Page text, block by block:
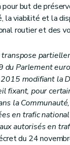
Épaves
et exécution forcée en matière de
finales
but de
la viabilité et la
routier et des
Parlement
modifiant la
fixant, pour
la
en trafic
autorisés en
du 24